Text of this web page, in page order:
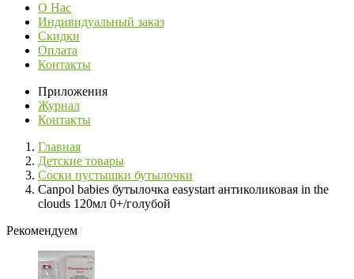
О Нас
Индивидуальный заказ
Скидки
Оплата
Контакты
Приложения
Журнал
Контакты
Главная
Детские товары
Соски пустышки бутылочки
Canpol babies бутылочка easystart антиколиковая in the
clouds 120мл 0+/голубой
Рекомендуем